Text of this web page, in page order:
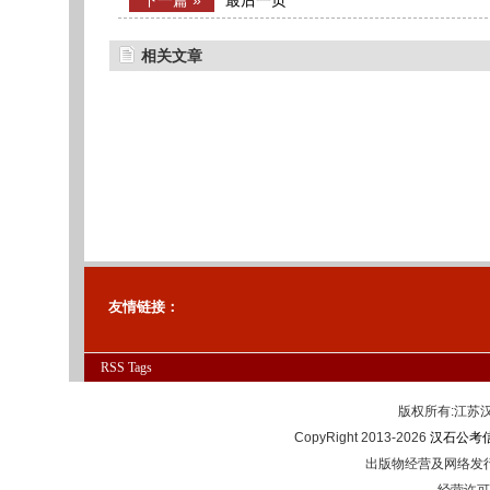
相关文章
友情链接：
RSS Tags
版权所有:江
CopyRight 2013-2026 汉石公考
出版物经营及网络发